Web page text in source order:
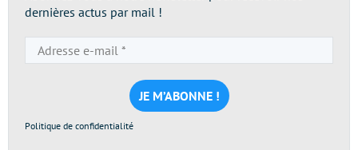
dernières actus par mail !
e-
mail
*
Politique de confidentialité